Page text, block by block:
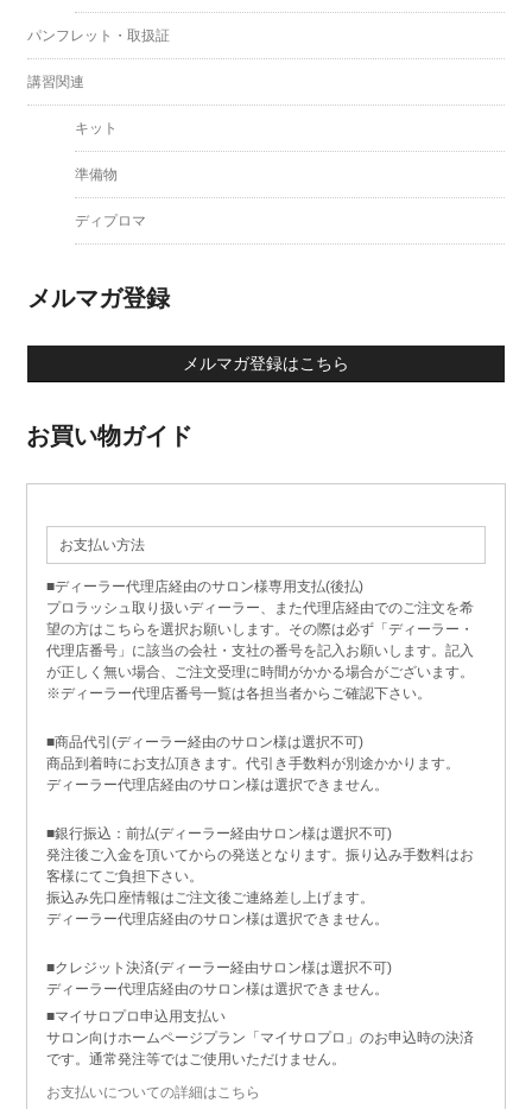
パンフレット・取扱証
講習関連
キット
準備物
ディプロマ
メルマガ登録
メルマガ登録はこちら
お買い物ガイド
お支払い方法
■ディーラー代理店経由のサロン様専用支払(後払)
プロラッシュ取り扱いディーラー、また代理店経由でのご注文を希
望の方はこちらを選択お願いします。その際は必ず「ディーラー・
代理店番号」に該当の会社・支社の番号を記入お願いします。記入
が正しく無い場合、ご注文受理に時間がかかる場合がございます。
※ディーラー代理店番号一覧は各担当者からご確認下さい。
■商品代引(ディーラー経由のサロン様は選択不可)
商品到着時にお支払頂きます。代引き手数料が別途かかります。
ディーラー代理店経由のサロン様は選択できません。
■銀行振込：前払(ディーラー経由サロン様は選択不可)
発注後ご入金を頂いてからの発送となります。振り込み手数料はお
客様にてご負担下さい。
振込み先口座情報はご注文後ご連絡差し上げます。
ディーラー代理店経由のサロン様は選択できません。
■クレジット決済(ディーラー経由サロン様は選択不可)
ディーラー代理店経由のサロン様は選択できません。
■マイサロプロ申込用支払い
サロン向けホームページプラン「マイサロプロ」のお申込時の決済
です。通常発注等ではご使用いただけません。
お支払いについての詳細はこちら